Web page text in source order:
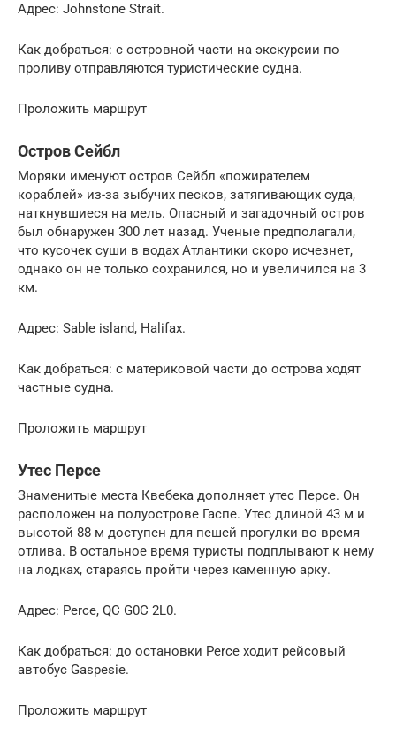
Адрес: Johnstone Strait.
Как добраться: с островной части на экскурсии по
проливу отправляются туристические судна.
Проложить маршрут
Остров Сейбл
Моряки именуют остров Сейбл «пожирателем
кораблей» из-за зыбучих песков, затягивающих суда,
наткнувшиеся на мель. Опасный и загадочный остров
был обнаружен 300 лет назад. Ученые предполагали,
что кусочек суши в водах Атлантики скоро исчезнет,
однако он не только сохранился, но и увеличился на 3
км.
Адрес: Sable island, Halifax.
Как добраться: с материковой части до острова ходят
частные судна.
Проложить маршрут
Утес Персе
Знаменитые места Квебека дополняет утес Персе. Он
расположен на полуострове Гаспе. Утес длиной 43 м и
высотой 88 м доступен для пешей прогулки во время
отлива. В остальное время туристы подплывают к нему
на лодках, стараясь пройти через каменную арку.
Адрес: Perce, QC G0C 2L0.
Как добраться: до остановки Perce ходит рейсовый
автобус Gaspesie.
Проложить маршрут